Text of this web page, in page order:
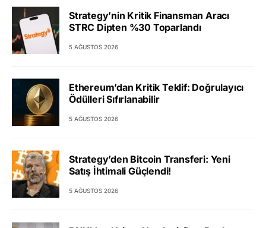
Strategy’nin Kritik Finansman Aracı
STRC Dipten %30 Toparlandı
5 AĞUSTOS 2026
Ethereum’dan Kritik Teklif: Doğrulayıcı
Ödülleri Sıfırlanabilir
5 AĞUSTOS 2026
Strategy’den Bitcoin Transferi: Yeni
Satış İhtimali Güçlendi!
5 AĞUSTOS 2026